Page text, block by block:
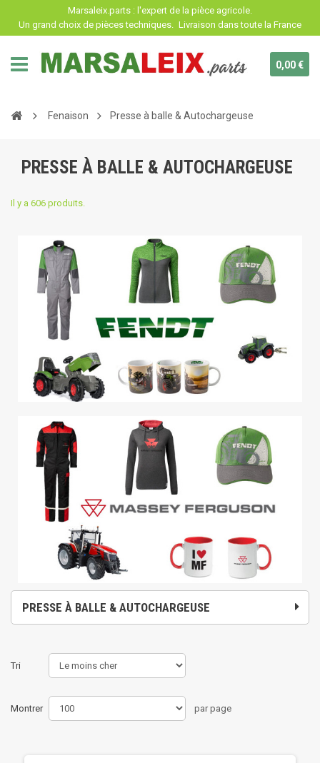
Marsaleix.parts : l'expert de la pièce agricole.
Un grand choix de pièces techniques. Livraison dans toute la France
0,00 €
Fenaison Presse à balle & Autochargeuse
PRESSE À BALLE & AUTOCHARGEUSE
Il y a 606 produits.
PRESSE À BALLE & AUTOCHARGEUSE
Tri
Montrer par page
Panneau de gestion des cookies